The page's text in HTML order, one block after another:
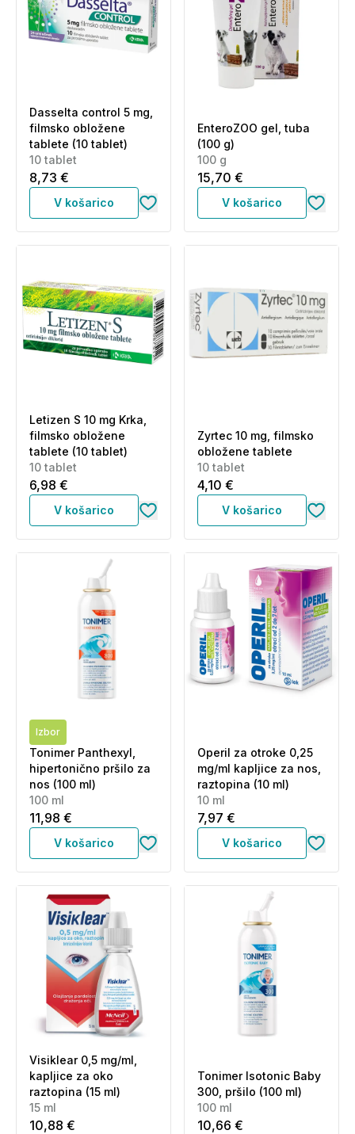
Dasselta control 5 mg,
filmsko obložene
tablete (10 tablet)
10 tablet
8,73 €
V košarico
EnteroZOO gel, tuba
(100 g)
100 g
15,70 €
V košarico
Letizen S 10 mg Krka,
filmsko obložene
tablete (10 tablet)
10 tablet
6,98 €
V košarico
Zyrtec 10 mg, filmsko
obložene tablete
10 tablet
4,10 €
V košarico
Izbor
Tonimer Panthexyl,
hipertonično pršilo za
nos (100 ml)
100 ml
11,98 €
V košarico
Operil za otroke 0,25
mg/ml kapljice za nos,
raztopina (10 ml)
10 ml
7,97 €
V košarico
Visiklear 0,5 mg/ml,
kapljice za oko
raztopina (15 ml)
15 ml
10,88 €
Tonimer Isotonic Baby
300, pršilo (100 ml)
100 ml
10,66 €